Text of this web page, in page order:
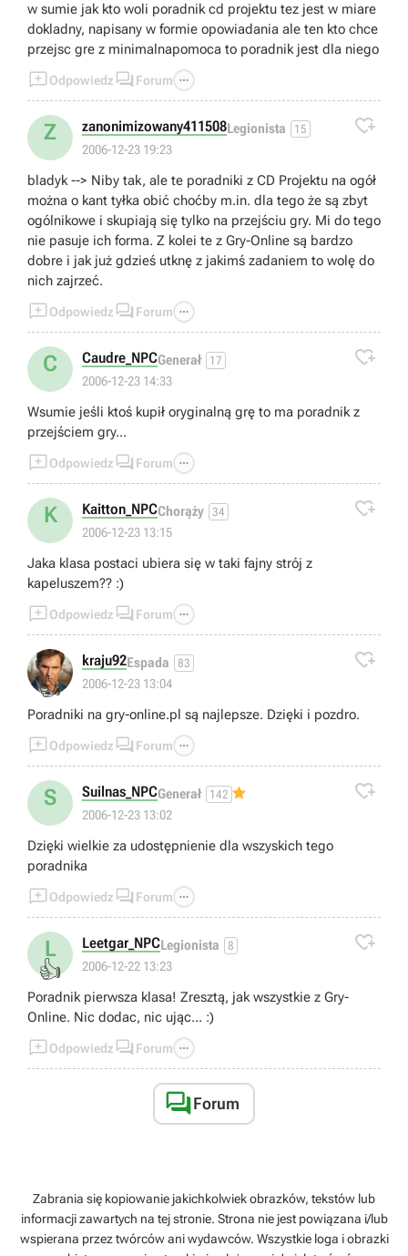
w sumie jak kto woli poradnik cd projektu tez jest w miare
dokladny, napisany w formie opowiadania ale ten kto chce
przejsc gre z minimalnapomoca to poradnik jest dla niego
Odpowiedz  Forum 
Z zanonimizowany411508Legionista 15
2006-12-23 19:23

bladyk --> Niby tak, ale te poradniki z CD Projektu na ogół
można o kant tyłka obić choćby m.in. dla tego że są zbyt
ogólnikowe i skupiają się tylko na przejściu gry. Mi do tego
nie pasuje ich forma. Z kolei te z Gry-Online są bardzo
dobre i jak już gdzieś utknę z jakimś zadaniem to wolę do
nich zajrzeć.
Odpowiedz  Forum 
C Caudre_NPCGenerał 17
2006-12-23 14:33

Wsumie jeśli ktoś kupił oryginalną grę to ma poradnik z
przejściem gry...
Odpowiedz  Forum 
K Kaitton_NPCChorąży 34
2006-12-23 13:15

Jaka klasa postaci ubiera się w taki fajny strój z
kapeluszem?? :)
Odpowiedz  Forum 
👍
kraju92Espada 83
2006-12-23 13:04

Poradniki na gry-online.pl są najlepsze. Dzięki i pozdro.
Odpowiedz  Forum 
S Suilnas_NPCGenerał 142
2006-12-23 13:02

Dzięki wielkie za udostępnienie dla wszyskich tego
poradnika
Odpowiedz  Forum 
L
👍
Leetgar_NPCLegionista 8
2006-12-22 13:23

Poradnik pierwsza klasa! Zresztą, jak wszystkie z Gry-
Online. Nic dodac, nic ując... :)
Odpowiedz  Forum 
Forum
Zabrania się kopiowanie jakichkolwiek obrazków, tekstów lub
informacji zawartych na tej stronie. Strona nie jest powiązana i/lub
wspierana przez twórców ani wydawców. Wszystkie loga i obrazki